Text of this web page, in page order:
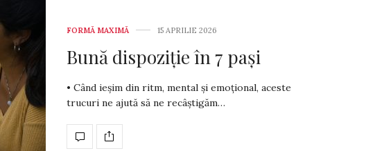
FORMĂ MAXIMĂ 15 APRILIE 2026
Bună dispoziție în 7 pași
• Când ieșim din ritm, mental și emoțional, aceste
trucuri ne ajută să ne recâștigăm…